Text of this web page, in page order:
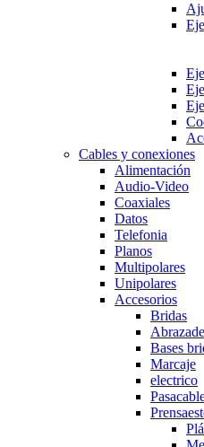
Cables y conexiones
Alimentación
Audio-Video
Coaxiales
Datos
Telefonia
Planos
Multipolares
Unipolares
Accesorios
Bridas
Bases
Marcaje
electrico